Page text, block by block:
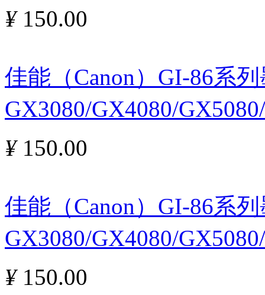
¥150.00
佳能（Canon）GI-86系
GX3080/GX4080/
¥150.00
佳能（Canon）GI-86系
GX3080/GX4080/
¥150.00